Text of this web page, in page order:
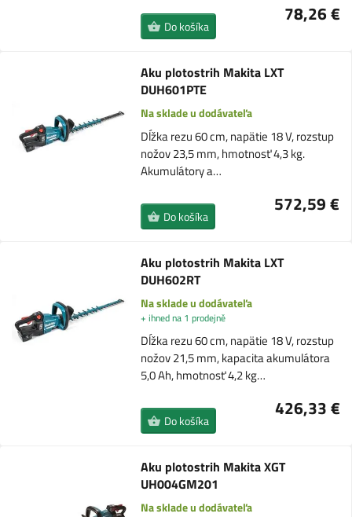
78,26 €
Do košíka
Aku plotostrih Makita LXT
DUH601PTE
Na sklade u dodávateľa
Dĺžka rezu 60 cm, napätie 18 V, rozstup
nožov 23,5 mm, hmotnosť 4,3 kg.
Akumulátory a…
572,59 €
Do košíka
Aku plotostrih Makita LXT
DUH602RT
Na sklade u dodávateľa
+ ihned na 1 prodejně
Dĺžka rezu 60 cm, napätie 18 V, rozstup
nožov 21,5 mm, kapacita akumulátora
5,0 Ah, hmotnosť 4,2 kg…
426,33 €
Do košíka
Aku plotostrih Makita XGT
UH004GM201
Na sklade u dodávateľa